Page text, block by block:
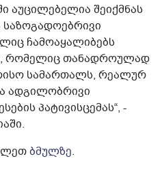
აუცილებელია შეიქმნას
ჩამოაყალიბებს
რომელიც თანადროულად
სამართალს, რეალურ
ადგილობრივი
პატივისცემას“, -
ბმულზე.